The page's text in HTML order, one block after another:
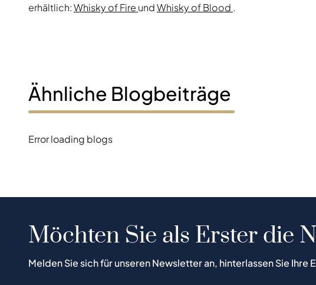
erhältlich:Whisky of Fire undWhisky of Blood .
Ähnliche Blogbeiträge
Error loading blogs
Möchten Sie als Erster die
Melden Sie sich für unseren Newsletter an, hinterlassen Sie Ihre